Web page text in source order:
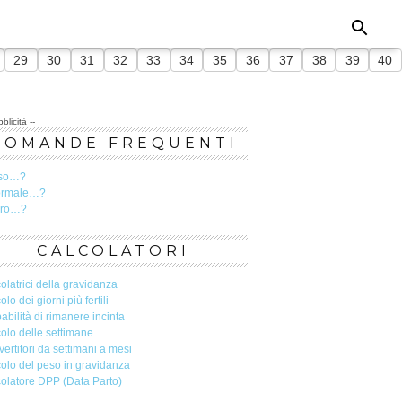
29 30 31 32 33 34 35 36 37 38 39 40
--
FREQUENTI
CALCOLATORI
della gravidanza
dei giorni più fertili
di rimanere incinta
delle settimane
da settimani a mesi
del peso in gravidanza
DPP (Data Parto)